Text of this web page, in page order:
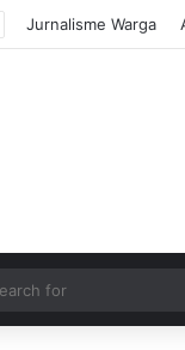
Jurnalisme Warga